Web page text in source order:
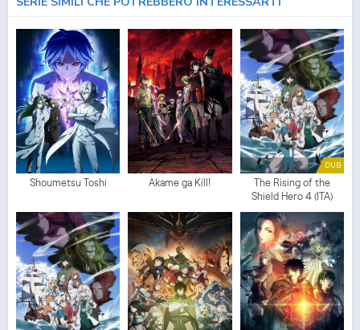
Shoumetsu Toshi Akame ga Kill!
DUB
The Rising of the
Shield Hero 4 (ITA)